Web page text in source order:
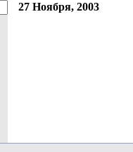
27 Ноября, 2003